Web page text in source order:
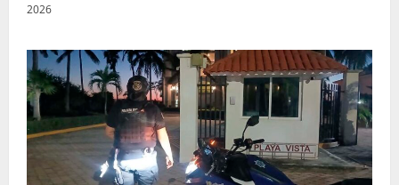
2026